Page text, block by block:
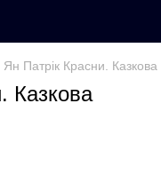
Патрік Красни.
Казкова